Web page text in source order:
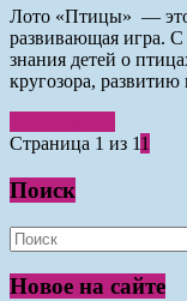
Лото «Птицы» — это
развивающая игра.
знания детей о
кругозора,
Страница 1 из 11
Поиск
Новое на сайте